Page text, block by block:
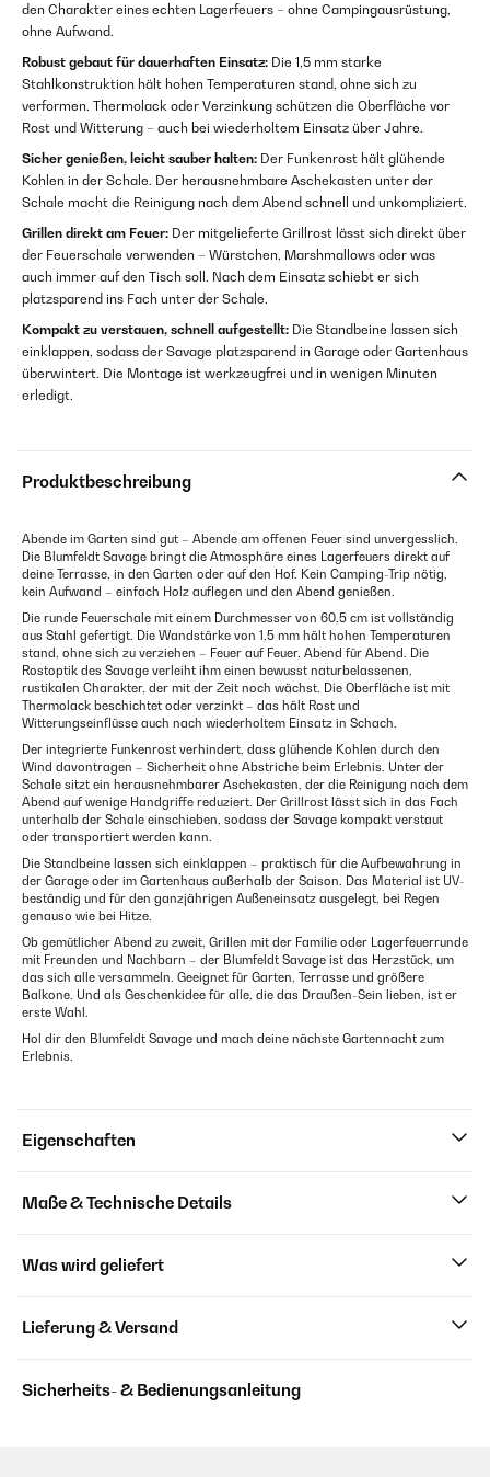
den Charakter eines echten Lagerfeuers – ohne Campingausrüstung,
ohne Aufwand.
Robust gebaut für dauerhaften Einsatz: Die 1,5 mm starke
Stahlkonstruktion hält hohen Temperaturen stand, ohne sich zu
verformen. Thermolack oder Verzinkung schützen die Oberfläche vor
Rost und Witterung – auch bei wiederholtem Einsatz über Jahre.
Sicher genießen, leicht sauber halten: Der Funkenrost hält glühende
Kohlen in der Schale. Der herausnehmbare Aschekasten unter der
Schale macht die Reinigung nach dem Abend schnell und unkompliziert.
Grillen direkt am Feuer: Der mitgelieferte Grillrost lässt sich direkt über
der Feuerschale verwenden – Würstchen, Marshmallows oder was
auch immer auf den Tisch soll. Nach dem Einsatz schiebt er sich
platzsparend ins Fach unter der Schale.
Kompakt zu verstauen, schnell aufgestellt: Die Standbeine lassen sich
einklappen, sodass der Savage platzsparend in Garage oder Gartenhaus
überwintert. Die Montage ist werkzeugfrei und in wenigen Minuten
erledigt.
Produktbeschreibung
Abende im Garten sind gut – Abende am offenen Feuer sind unvergesslich.
Die Blumfeldt Savage bringt die Atmosphäre eines Lagerfeuers direkt auf
deine Terrasse, in den Garten oder auf den Hof. Kein Camping-Trip nötig,
kein Aufwand – einfach Holz auflegen und den Abend genießen.
Die runde Feuerschale mit einem Durchmesser von 60,5 cm ist vollständig
aus Stahl gefertigt. Die Wandstärke von 1,5 mm hält hohen Temperaturen
stand, ohne sich zu verziehen – Feuer auf Feuer, Abend für Abend. Die
Rostoptik des Savage verleiht ihm einen bewusst naturbelassenen,
rustikalen Charakter, der mit der Zeit noch wächst. Die Oberfläche ist mit
Thermolack beschichtet oder verzinkt – das hält Rost und
Witterungseinflüsse auch nach wiederholtem Einsatz in Schach.
Der integrierte Funkenrost verhindert, dass glühende Kohlen durch den
Wind davontragen – Sicherheit ohne Abstriche beim Erlebnis. Unter der
Schale sitzt ein herausnehmbarer Aschekasten, der die Reinigung nach dem
Abend auf wenige Handgriffe reduziert. Der Grillrost lässt sich in das Fach
unterhalb der Schale einschieben, sodass der Savage kompakt verstaut
oder transportiert werden kann.
Die Standbeine lassen sich einklappen – praktisch für die Aufbewahrung in
der Garage oder im Gartenhaus außerhalb der Saison. Das Material ist UV-
beständig und für den ganzjährigen Außeneinsatz ausgelegt, bei Regen
genauso wie bei Hitze.
Ob gemütlicher Abend zu zweit, Grillen mit der Familie oder Lagerfeuerrunde
mit Freunden und Nachbarn – der Blumfeldt Savage ist das Herzstück, um
das sich alle versammeln. Geeignet für Garten, Terrasse und größere
Balkone. Und als Geschenkidee für alle, die das Draußen-Sein lieben, ist er
erste Wahl.
Hol dir den Blumfeldt Savage und mach deine nächste Gartennacht zum
Erlebnis.
Eigenschaften
Maße & Technische Details
Was wird geliefert
Lieferung & Versand
Sicherheits- & Bedienungsanleitung